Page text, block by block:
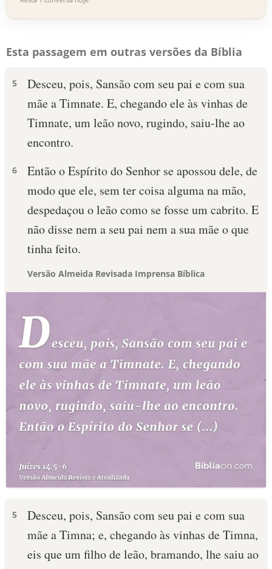
Esta passagem em outras versões da Bíblia
5
Desceu, pois, Sansão com seu pai e com sua
mãe a Timnate. E, chegando ele às vinhas de
Timnate, um leão novo, rugindo, saiu-lhe ao
encontro.
6
Então o Espírito do Senhor se apossou dele, de
modo que ele, sem ter coisa alguma na mão,
despedaçou o leão como se fosse um cabrito. E
não disse nem a seu pai nem a sua mãe o que
tinha feito.
Versão Almeida Revisada Imprensa Bíblica
5
Desceu, pois, Sansão com seu pai e com sua
mãe a Timna; e, chegando às vinhas de Timna,
eis que um filho de leão, bramando, lhe saiu ao